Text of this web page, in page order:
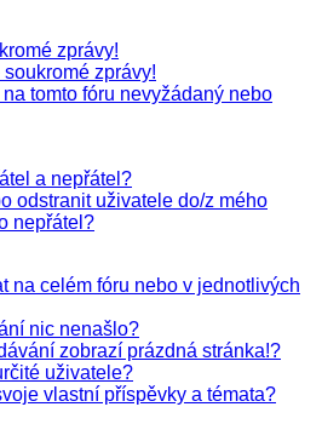
zprávy!
zprávy!
tomto fóru nevyžádaný nebo
a nepřátel?
odstranit uživatele do/z mého
nepřátel?
na celém fóru nebo v jednotlivých
nic nenašlo?
zobrazí prázdná stránka!?
uživatele?
vlastní příspěvky a témata?